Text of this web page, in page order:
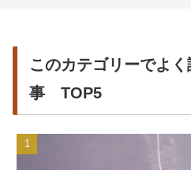
このカテゴリーでよ
事 TOP5